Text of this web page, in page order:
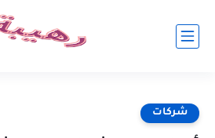
شركات